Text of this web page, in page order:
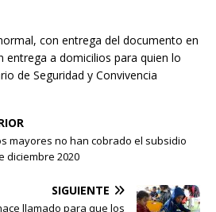
con entrega del documento en
entrega a domicilios para quien lo
de Seguridad y Convivencia
mayores no han cobrado el subsidio
diciembre 2020
SIGUIENTE
llamado para que los